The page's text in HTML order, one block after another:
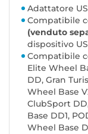
Adattatore
Compatibile
(venduto
dispositivo
Compatibile
Elite Wheel
DD, Gran
Wheel Base
ClubSport
Base DD1,
Wheel Base